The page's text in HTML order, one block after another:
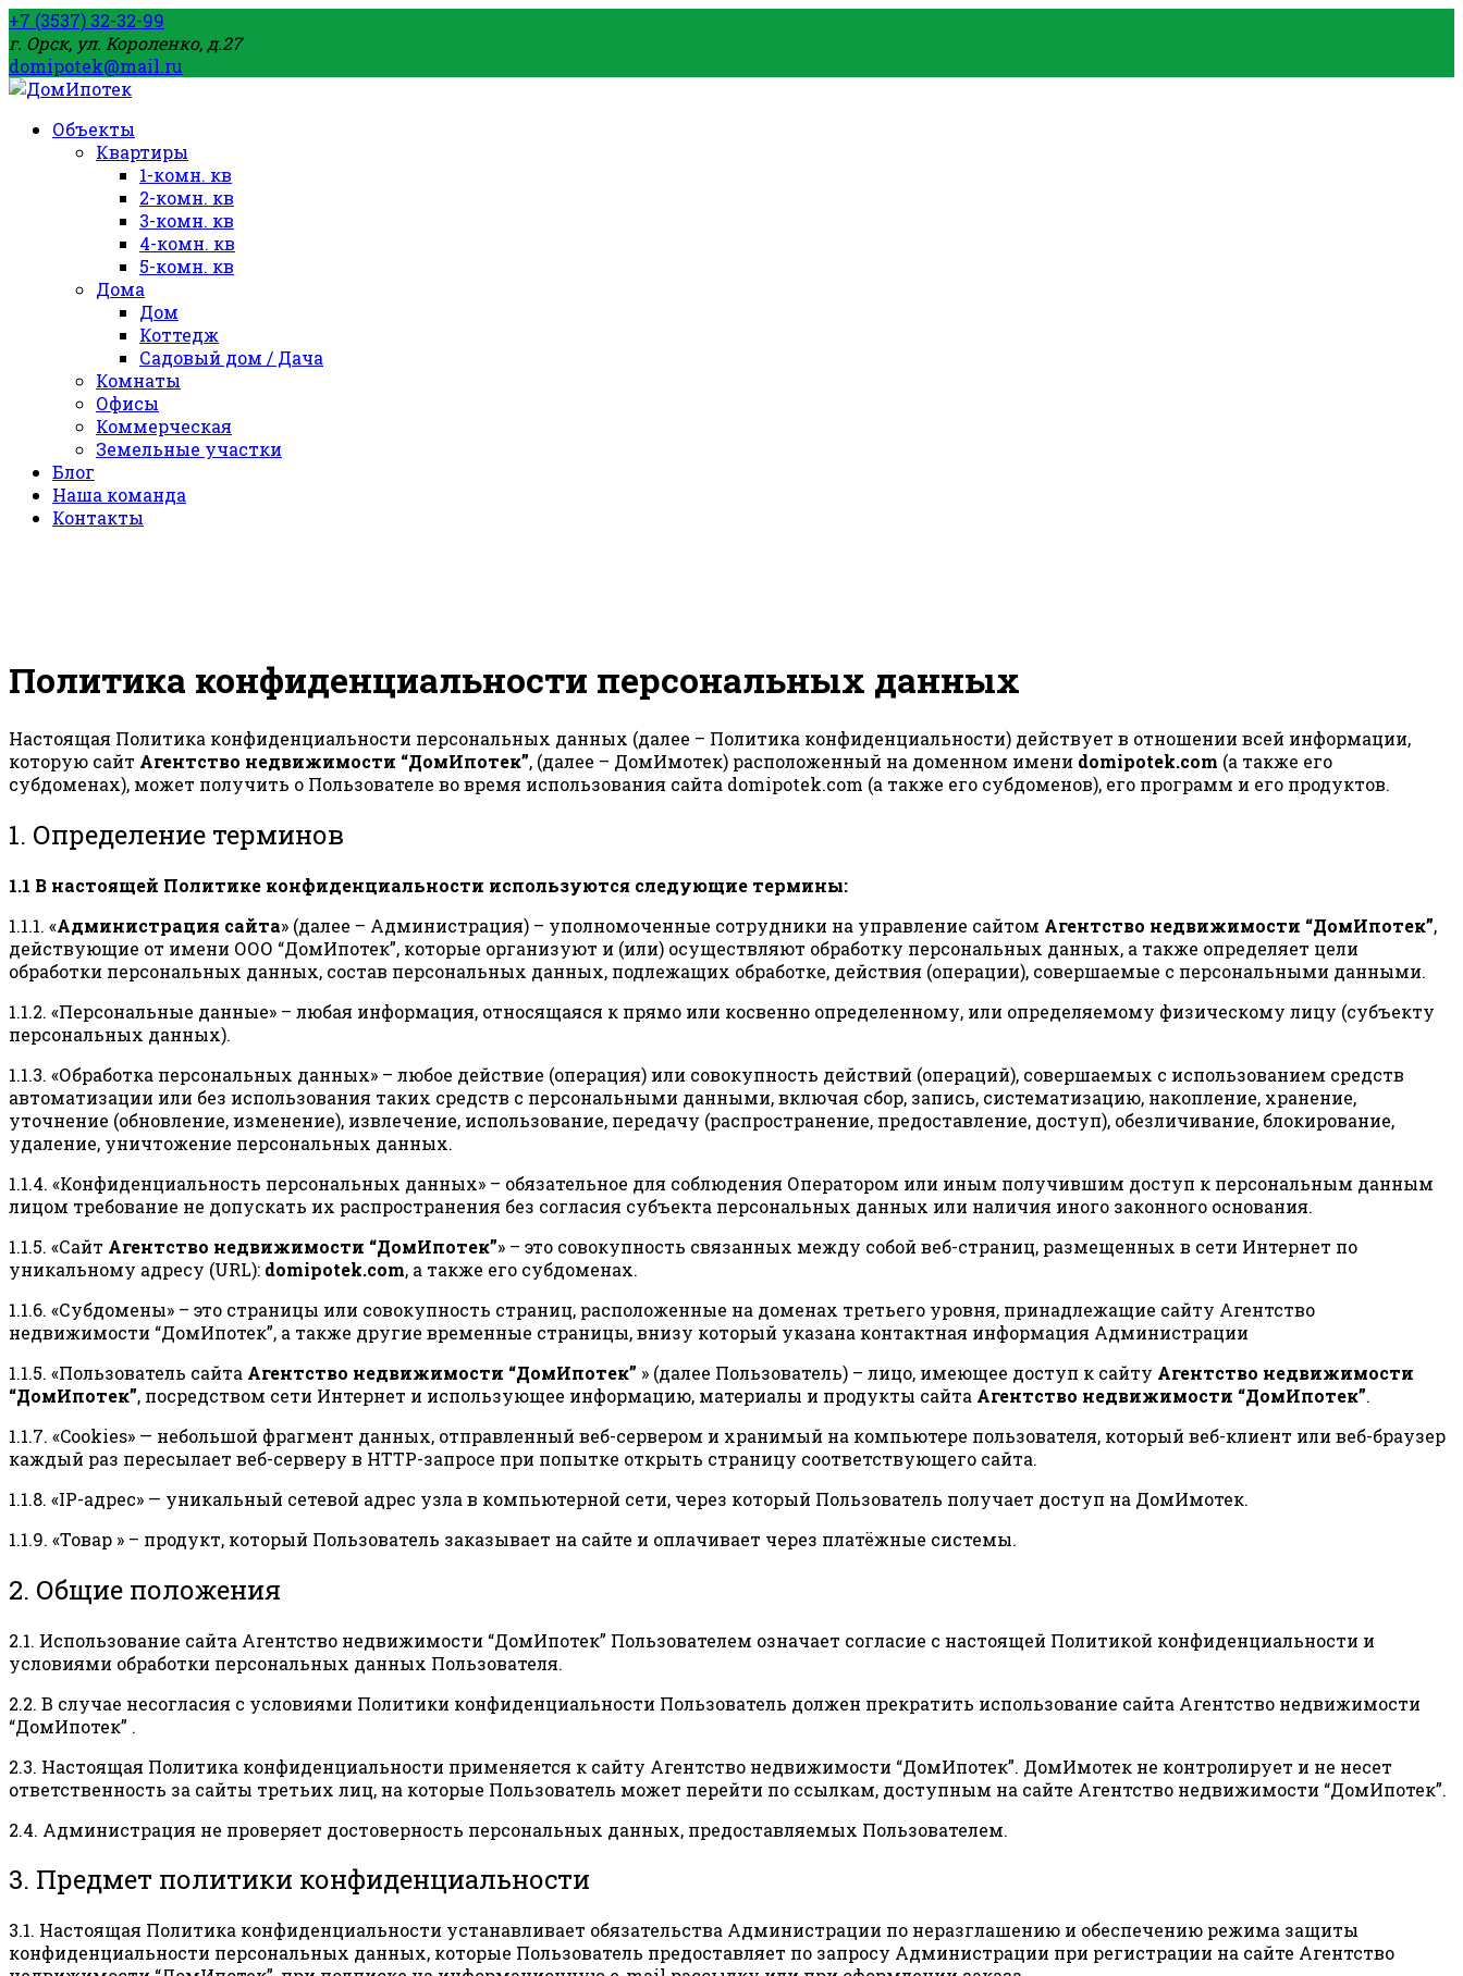
+7 (3537) 32-32-99
г. Орск, ул. Короленко, д.27
domipotek@mail.ru
Объекты
Квартиры
1-комн. кв
2-комн. кв
3-комн. кв
4-комн. кв
5-комн. кв
Дома
Дом
Коттедж
Садовый дом / Дача
Комнаты
Офисы
Коммерческая
Земельные участки
Блог
Наша команда
Контакты
Политика конфиденциальности персональных данных
Настоящая Политика конфиденциальности персональных данных (далее – Политика конфиденциальности) действует в отношении всей информации,
которую сайт Агентство недвижимости “ДомИпотек”, (далее – ДомИмотек) расположенный на доменном имени domipotek.com (а также его
субдоменах), может получить о Пользователе во время использования сайта domipotek.com (а также его субдоменов), его программ и его продуктов.
1. Определение терминов
1.1 В настоящей Политике конфиденциальности используются следующие термины:
1.1.1. «Администрация сайта» (далее – Администрация) – уполномоченные сотрудники на управление сайтом Агентство недвижимости “ДомИпотек”,
действующие от имени ООО “ДомИпотек”, которые организуют и (или) осуществляют обработку персональных данных, а также определяет цели
обработки персональных данных, состав персональных данных, подлежащих обработке, действия (операции), совершаемые с персональными данными.
1.1.2. «Персональные данные» – любая информация, относящаяся к прямо или косвенно определенному, или определяемому физическому лицу (субъекту
персональных данных).
1.1.3. «Обработка персональных данных» – любое действие (операция) или совокупность действий (операций), совершаемых с использованием средств
автоматизации или без использования таких средств с персональными данными, включая сбор, запись, систематизацию, накопление, хранение,
уточнение (обновление, изменение), извлечение, использование, передачу (распространение, предоставление, доступ), обезличивание, блокирование,
удаление, уничтожение персональных данных.
1.1.4. «Конфиденциальность персональных данных» – обязательное для соблюдения Оператором или иным получившим доступ к персональным данным
лицом требование не допускать их распространения без согласия субъекта персональных данных или наличия иного законного основания.
1.1.5. «Сайт Агентство недвижимости “ДомИпотек”» – это совокупность связанных между собой веб-страниц, размещенных в сети Интернет по
уникальному адресу (URL): domipotek.com, а также его субдоменах.
1.1.6. «Субдомены» – это страницы или совокупность страниц, расположенные на доменах третьего уровня, принадлежащие сайту Агентство
недвижимости “ДомИпотек”, а также другие временные страницы, внизу который указана контактная информация Администрации
1.1.5. «Пользователь сайта Агентство недвижимости “ДомИпотек” » (далее Пользователь) – лицо, имеющее доступ к сайту Агентство недвижимости
“ДомИпотек”, посредством сети Интернет и использующее информацию, материалы и продукты сайта Агентство недвижимости “ДомИпотек”.
1.1.7. «Cookies» — небольшой фрагмент данных, отправленный веб-сервером и хранимый на компьютере пользователя, который веб-клиент или веб-браузер
каждый раз пересылает веб-серверу в HTTP-запросе при попытке открыть страницу соответствующего сайта.
1.1.8. «IP-адрес» — уникальный сетевой адрес узла в компьютерной сети, через который Пользователь получает доступ на ДомИмотек.
1.1.9. «Товар » – продукт, который Пользователь заказывает на сайте и оплачивает через платёжные системы.
2. Общие положения
2.1. Использование сайта Агентство недвижимости “ДомИпотек” Пользователем означает согласие с настоящей Политикой конфиденциальности и
условиями обработки персональных данных Пользователя.
2.2. В случае несогласия с условиями Политики конфиденциальности Пользователь должен прекратить использование сайта Агентство недвижимости
“ДомИпотек” .
2.3. Настоящая Политика конфиденциальности применяется к сайту Агентство недвижимости “ДомИпотек”. ДомИмотек не контролирует и не несет
ответственность за сайты третьих лиц, на которые Пользователь может перейти по ссылкам, доступным на сайте Агентство недвижимости “ДомИпотек”.
2.4. Администрация не проверяет достоверность персональных данных, предоставляемых Пользователем.
3. Предмет политики конфиденциальности
3.1. Настоящая Политика конфиденциальности устанавливает обязательства Администрации по неразглашению и обеспечению режима защиты
конфиденциальности персональных данных, которые Пользователь предоставляет по запросу Администрации при регистрации на сайте Агентство